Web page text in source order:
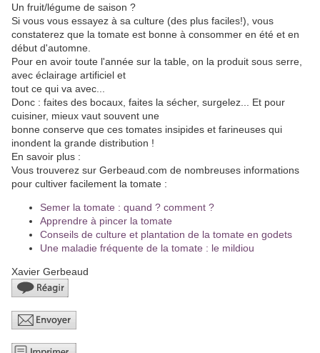
Un fruit/légume de saison ?
Si vous vous essayez à sa culture (des plus faciles!), vous
constaterez que la tomate est bonne à consommer en été et en
début d'automne.
Pour en avoir toute l'année sur la table, on la produit sous serre,
avec éclairage artificiel et
tout ce qui va avec...
Donc : faites des bocaux, faites la sécher, surgelez... Et pour
cuisiner, mieux vaut souvent une
bonne conserve que ces tomates insipides et farineuses qui
inondent la grande distribution !
En savoir plus :
Vous trouverez sur Gerbeaud.com de nombreuses informations
pour cultiver facilement la tomate :
Semer la tomate : quand ? comment ?
Apprendre à pincer la tomate
Conseils de culture et plantation de la tomate en godets
Une maladie fréquente de la tomate : le mildiou
Xavier Gerbeaud